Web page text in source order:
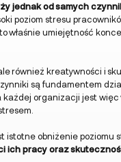
jednak od samych
poziom stresu
właśnie umiejętność
również kreatywności i
są fundamentem
organizacji jest więc
obniżenie poziomu
ich pracy oraz